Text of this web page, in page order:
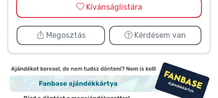
Kívánságlistára
Megosztás Kérdésem van